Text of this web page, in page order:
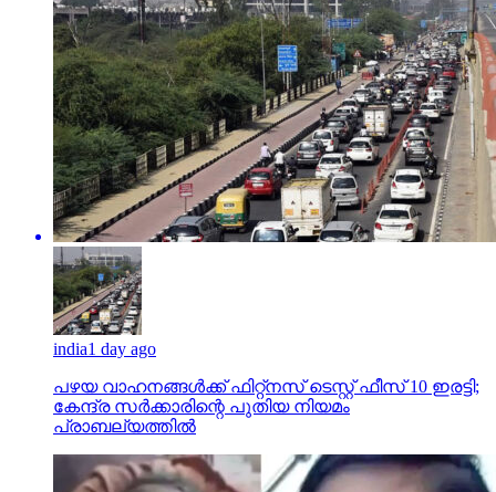
india1 day ago
പഴയ വാഹനങ്ങള്‍ക്ക് ഫിറ്റ്‌നസ് ടെസ്റ്റ് ഫീസ് 10 ഇരട്ടി;
കേന്ദ്ര സര്‍ക്കാരിന്റെ പുതിയ നിയമം
പ്രാബല്യത്തില്‍